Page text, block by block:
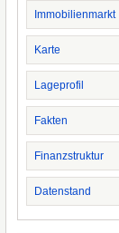
Immobilienmarkt
Karte
Lageprofil
Fakten
Finanzstruktur
Datenstand